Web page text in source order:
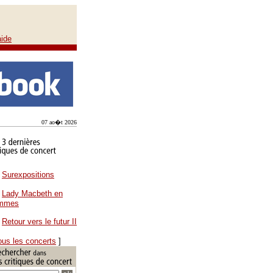
07 ao�t 2026
Surexpositions
Lady Macbeth en
Retour vers le futur II
les concerts ]